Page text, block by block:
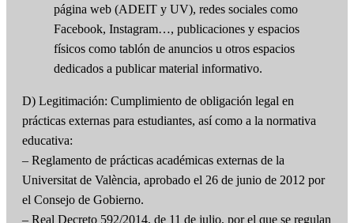
página web (ADEIT y UV), redes sociales como
Facebook, Instagram…, publicaciones y espacios
físicos como tablón de anuncios u otros espacios
dedicados a publicar material informativo.
D) Legitimación: Cumplimiento de obligación legal en
prácticas externas para estudiantes, así como a la normativa
educativa:
– Reglamento de prácticas académicas externas de la
Universitat de València, aprobado el 26 de junio de 2012 por
el Consejo de Gobierno.
– Real Decreto 592/2014, de 11 de julio, por el que se regulan